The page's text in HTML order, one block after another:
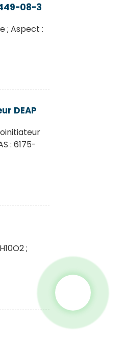
08-3
; Aspect :
DEAP
: 6175-
;